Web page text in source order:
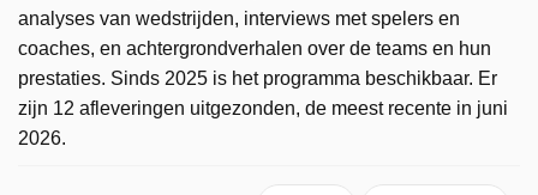
analyses van wedstrijden, interviews met spelers en
coaches, en achtergrondverhalen over de teams en hun
prestaties. Sinds 2025 is het programma beschikbaar. Er
zijn 12 afleveringen uitgezonden, de meest recente in juni
2026.